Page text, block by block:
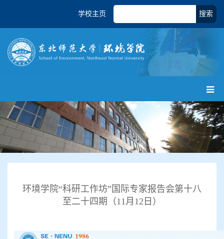
搜索
学校主页
环境学院“科研工作坊”国际专家报告会第十八
至二十四期（11月12日）